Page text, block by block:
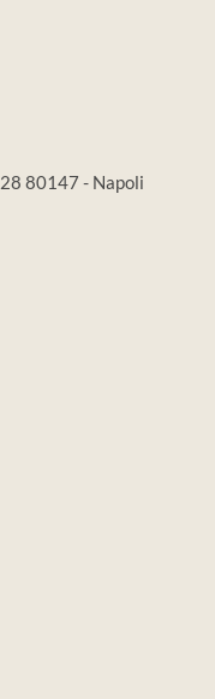
80147 - Napoli